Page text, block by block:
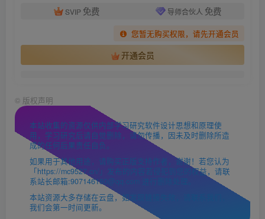
SVIP 免费 导师合伙人 免费
您暂无购买权限，请先开通会员
开通会员
© 版权声明
本站收集的资源仅供内部学习研究软件设计思想和原理使
用，学习研究后请自觉删除，请勿传播，因未及时删除所造
成的任何后果责任自负。
如果用于其他用途，请购买正版支持作者，谢谢！若您认为
「https://mc9527.cn/」发布的内容若侵犯到您的权益，请联
系站长邮箱:907146180@qq.com 进行删除处理。
本站资源大多存储在云盘，如发现链接失效，请联系我们，
我们会第一时间更新。